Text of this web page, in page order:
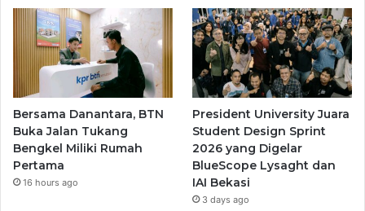
Bersama Danantara, BTN
Buka Jalan Tukang
Bengkel Miliki Rumah
Pertama
16 hours ago
President University Juara
Student Design Sprint
2026 yang Digelar
BlueScope Lysaght dan
IAI Bekasi
3 days ago